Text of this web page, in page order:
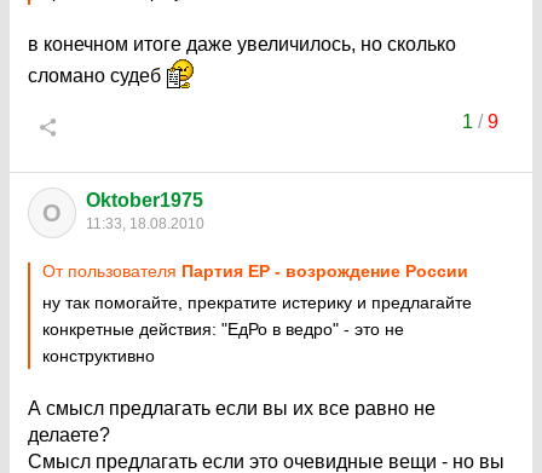
в конечном итоге даже увеличилось, но сколько
сломано судеб
1 /9
O Oktober1975
11:33, 18.08.2010
От пользователя Партия ЕР - возрождение России
ну так помогайте, прекратите истерику и предлагайте
конкретные действия: "ЕдРо в ведро" - это не
конструктивно
А смысл предлагать если вы их все равно не
делаете?
Смысл предлагать если это очевидные вещи - но вы